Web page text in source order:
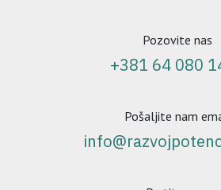
Pozovite nas
+381 64 080
Pošaljite nam